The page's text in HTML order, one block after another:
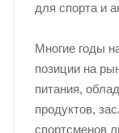
для спорта и
Многие годы
позиции на
питания,
продуктов,
спортсменов